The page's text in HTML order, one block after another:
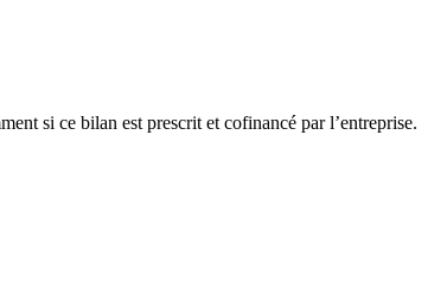
si ce bilan est prescrit et cofinancé par l’entreprise.